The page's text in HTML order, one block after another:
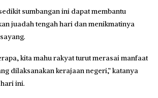
sumbangan ini dapat membantu
juadah tengah hari dan menikmatinya
kita mahu rakyat turut merasai manfaat
dilaksanakan kerajaan negeri,” katanya
ini.